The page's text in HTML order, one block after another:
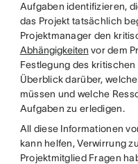
Aufgaben identifizieren,
das Projekt tatsächlich
Projektmanager den
Abhängigkeiten vor dem
Festlegung des
Überblick darüber,
müssen und welche
Aufgaben zu erledigen.
All diese Informationen
kann helfen, Verwirrung
Projektmitglied Fragen